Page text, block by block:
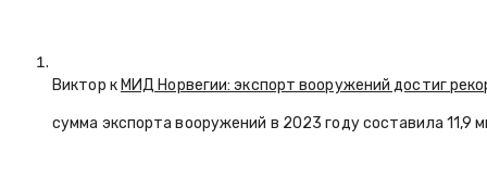
Виктор кМИД Норвегии: экспорт вооружений достиг
сумма экспорта вооружений в 2023 году составила 11,9